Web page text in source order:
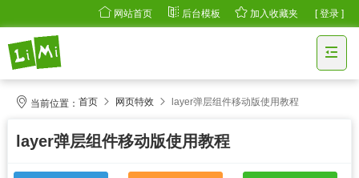
网站首页 后台模板 加入收藏夹 [ 登录 ]
当前位置： 首页 网页特效 layer弹层组件移动版使用教程
layer弹层组件移动版使用教程